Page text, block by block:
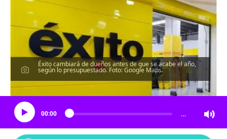
Éxito cambiará de dueños antes de que se acabe el año,
según lo presupuestado. Foto: Google Maps.
Escucha el artículo
00:00 …